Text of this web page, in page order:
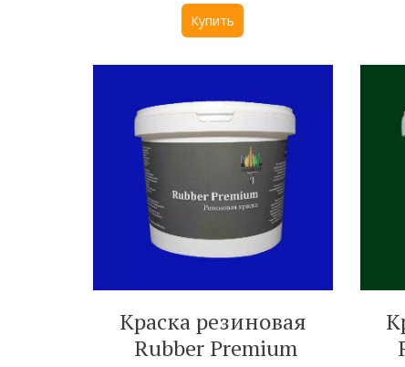
Купить
Краска резиновая
Rubber Premium